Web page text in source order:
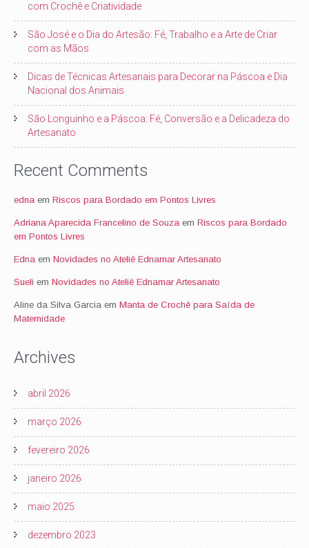
com Crochê e Criatividade
São José e o Dia do Artesão: Fé, Trabalho e a Arte de Criar
com as Mãos
Dicas de Técnicas Artesanais para Decorar na Páscoa e Dia
Nacional dos Animais
São Longuinho e a Páscoa: Fé, Conversão e a Delicadeza do
Artesanato
Recent Comments
edna em Riscos para Bordado em Pontos Livres
Adriana Aparecida Francelino de Souza em Riscos para Bordado
em Pontos Livres
Edna em Novidades no Ateliê Ednamar Artesanato
Sueli em Novidades no Ateliê Ednamar Artesanato
Aline da Silva Garcia em Manta de Crochê para Saída de
Maternidade
Archives
abril 2026
março 2026
fevereiro 2026
janeiro 2026
maio 2025
dezembro 2023